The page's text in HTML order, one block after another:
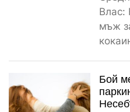
Влас:
мъж
Бой